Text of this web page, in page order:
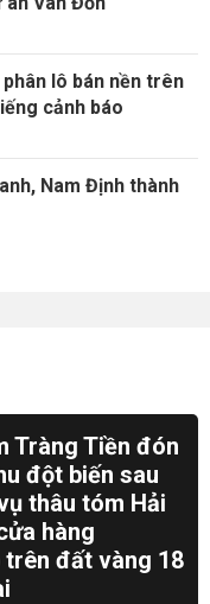
lô bán nền trên
cảnh báo
Nam Định thành
Tràng Tiền đón
đột biến sau
thâu tóm Hải
hàng
đất vàng 18